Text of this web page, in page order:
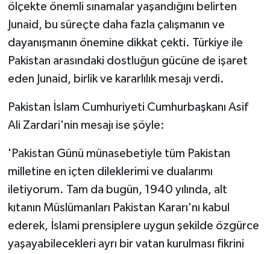
ölçekte önemli sınamalar yaşandığını belirten
Junaid, bu süreçte daha fazla çalışmanın ve
dayanışmanın önemine dikkat çekti. Türkiye ile
Pakistan arasındaki dostluğun gücüne de işaret
eden Junaid, birlik ve kararlılık mesajı verdi.
Pakistan İslam Cumhuriyeti Cumhurbaşkanı Asif
Ali Zardari'nin mesajı ise şöyle:
'Pakistan Günü münasebetiyle tüm Pakistan
milletine en içten dileklerimi ve dualarımı
iletiyorum. Tam da bugün, 1940 yılında, alt
kıtanın Müslümanları Pakistan Kararı'nı kabul
ederek, İslami prensiplere uygun şekilde özgürce
yaşayabilecekleri ayrı bir vatan kurulması fikrini